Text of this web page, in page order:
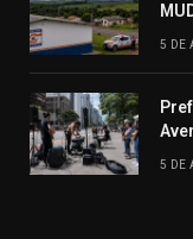
5 DE
5 DE